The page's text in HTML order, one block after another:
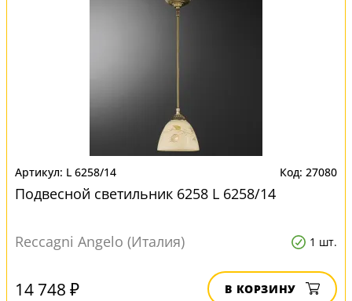
L 6258/14 27080
Подвесной светильник 6258 L 6258/14
Reccagni Angelo (Италия) 1 шт.
14 748 ₽ В КОРЗИНУ